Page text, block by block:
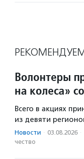
Волонтеры
на колеса»
Всего в акциях
из девяти
Новости · 03.08.2026 ·
чест­во